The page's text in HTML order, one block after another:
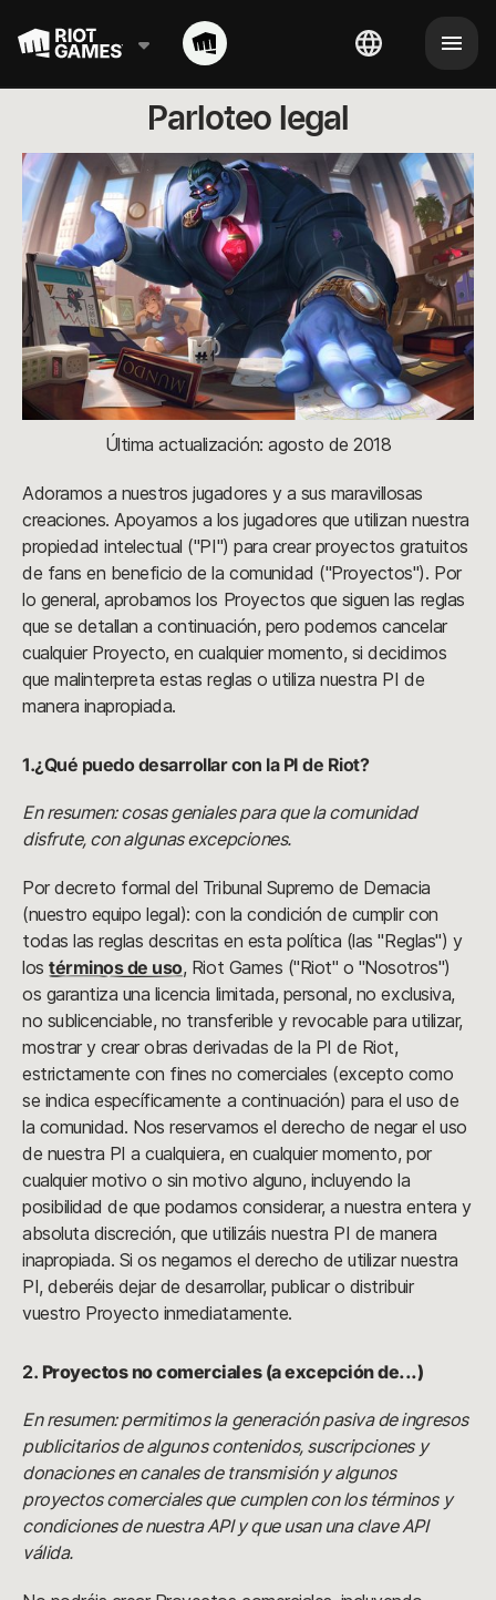
Parloteo legal
Última actualización: agosto de 2018
Adoramos a nuestros jugadores y a sus maravillosas
creaciones. Apoyamos a los jugadores que utilizan nuestra
propiedad intelectual ("PI") para crear proyectos gratuitos
de fans en beneficio de la comunidad ("Proyectos"). Por
lo general, aprobamos los Proyectos que siguen las reglas
que se detallan a continuación, pero podemos cancelar
cualquier Proyecto, en cualquier momento, si decidimos
que malinterpreta estas reglas o utiliza nuestra PI de
manera inapropiada.
1.¿Qué puedo desarrollar con la PI de Riot?
En resumen: cosas geniales para que la comunidad
disfrute, con algunas excepciones.
Por decreto formal del Tribunal Supremo de Demacia
(nuestro equipo legal): con la condición de cumplir con
todas las reglas descritas en esta política (las "Reglas") y
lostérminos de uso, Riot Games ("Riot" o "Nosotros")
os garantiza una licencia limitada, personal, no exclusiva,
no sublicenciable, no transferible y revocable para utilizar,
mostrar y crear obras derivadas de la PI de Riot,
estrictamente con fines no comerciales (excepto como
se indica específicamente a continuación) para el uso de
la comunidad. Nos reservamos el derecho de negar el uso
de nuestra PI a cualquiera, en cualquier momento, por
cualquier motivo o sin motivo alguno, incluyendo la
posibilidad de que podamos considerar, a nuestra entera y
absoluta discreción, que utilizáis nuestra PI de manera
inapropiada. Si os negamos el derecho de utilizar nuestra
PI, deberéis dejar de desarrollar, publicar o distribuir
vuestro Proyecto inmediatamente.
2. Proyectos no comerciales (a excepción de...)
En resumen: permitimos la generación pasiva de ingresos
publicitarios de algunos contenidos, suscripciones y
donaciones en canales de transmisión y algunos
proyectos comerciales que cumplen con los términos y
condiciones de nuestra API y que usan una clave API
válida.